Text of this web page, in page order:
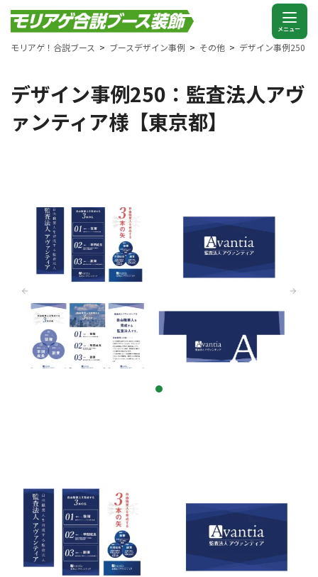
モリアゲ！合説ブース ブースデザイン事例 その他 デザイン事例250：
デザイン事例250：監査法人アヴ
ァンティア様【東京都】